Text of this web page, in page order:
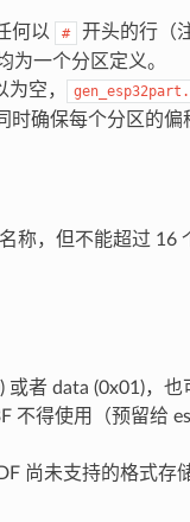
何以 #
开头的行（
为一个分区定义。
为空，
确保每个分区的偏
称，但不能超过
或者 data (0x01)，
不得使用（预留给
尚未支持的格式存